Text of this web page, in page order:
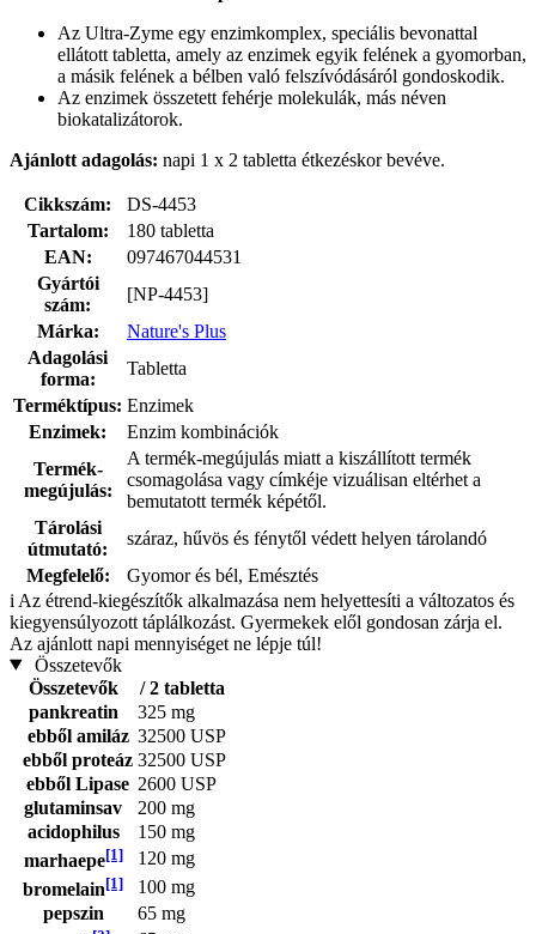
Az Ultra-Zyme egy enzimkomplex, speciális bevonattal
ellátott tabletta, amely az enzimek egyik felének a gyomorban,
a másik felének a bélben való felszívódásáról gondoskodik.
Az enzimek összetett fehérje molekulák, más néven
biokatalizátorok.
Ajánlott adagolás: napi 1 x 2 tabletta étkezéskor bevéve.
Cikkszám:
DS-4453
Tartalom:
180 tabletta
EAN:
097467044531
Gyártói
szám:
[NP-4453]
Márka:
Nature's Plus
Adagolási
forma:
Tabletta
Terméktípus: Enzimek
Enzimek:
Enzim kombinációk
Termék-
megújulás:
A termék-megújulás miatt a kiszállított termék
csomagolása vagy címkéje vizuálisan eltérhet a
bemutatott termék képétől.
Tárolási
útmutató:
száraz, hűvös és fénytől védett helyen tárolandó
Megfelelő:
Gyomor és bél, Emésztés
i Az étrend-kiegészítők alkalmazása nem helyettesíti a változatos és
kiegyensúlyozott táplálkozást. Gyermekek elől gondosan zárja el.
Az ajánlott napi mennyiséget ne lépje túl!
Összetevők
Összetevők
/ 2 tabletta
pankreatin
325 mg
ebből amiláz 32500 USP
ebből proteáz 32500 USP
ebből Lipase 2600 USP
glutaminsav
200 mg
acidophilus
150 mg
marhaepe[1]
120 mg
bromelain[1]
100 mg
pepszin
65 mg